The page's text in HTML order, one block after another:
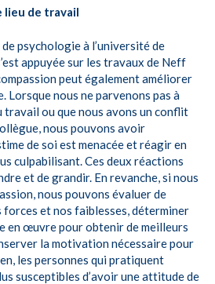
lieu de travail
psychologie à l’université de
appuyée sur les travaux de Neff
peut également améliorer
nous ne parvenons pas à
travail ou que nous avons un conflit
nous pouvons avoir
de soi est menacée et réagir en
culpabilisant. Ces deux réactions
et de grandir. En revanche, si nous
nous pouvons évaluer de
forces et nos faiblesses, déterminer
en œuvre pour obtenir de meilleurs
la motivation nécessaire pour
les personnes qui pratiquent
susceptibles d’avoir une attitude de